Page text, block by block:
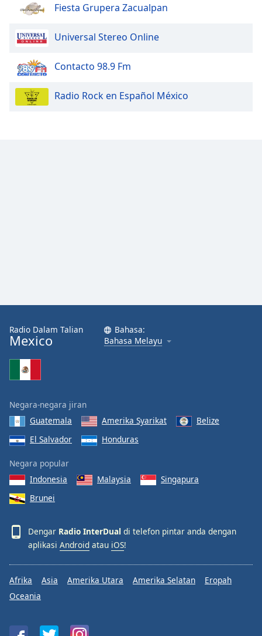
Fiesta Grupera Zacualpan
Universal Stereo Online
Contacto 98.9 Fm
Radio Rock en Español México
Radio Dalam Talian
Mexico
Bahasa:
Bahasa Melayu
Negara-negara jiran
Guatemala
Amerika Syarikat
Belize
El Salvador
Honduras
Negara popular
Indonesia
Malaysia
Singapura
Brunei
Dengar Radio InterDual di telefon pintar anda dengan
aplikasi Android atau iOS!
Afrika Asia Amerika Utara Amerika Selatan
Eropah
Oceania